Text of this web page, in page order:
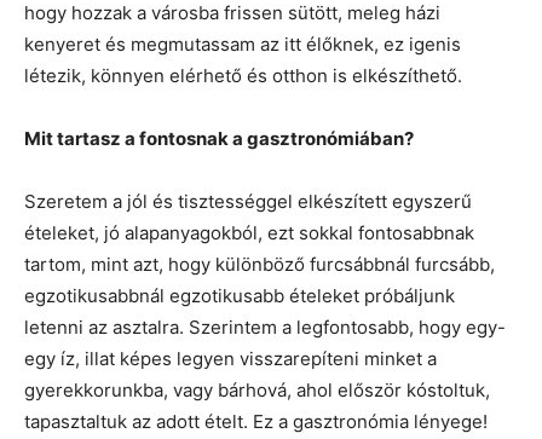
hogy hozzak a városba frissen sütött, meleg házi
kenyeret és megmutassam az itt élőknek, ez igenis
létezik, könnyen elérhető és otthon is elkészíthető.
Mit tartasz a fontosnak a gasztronómiában?
Szeretem a jól és tisztességgel elkészített egyszerű
ételeket, jó alapanyagokból, ezt sokkal fontosabbnak
tartom, mint azt, hogy különböző furcsábbnál furcsább,
egzotikusabbnál egzotikusabb ételeket próbáljunk
letenni az asztalra. Szerintem a legfontosabb, hogy egy-
egy íz, illat képes legyen visszarepíteni minket a
gyerekkorunkba, vagy bárhová, ahol először kóstoltuk,
tapasztaltuk az adott ételt. Ez a gasztronómia lényege!